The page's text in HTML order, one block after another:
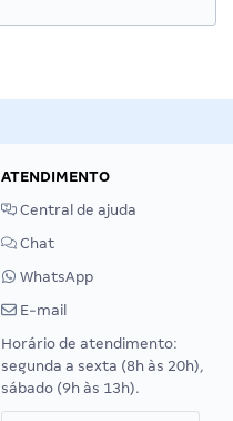
ATENDIMENTO
Central de ajuda
Chat
WhatsApp
E-mail
Horário de atendimento:
segunda a sexta (8h às 20h),
sábado (9h às 13h).